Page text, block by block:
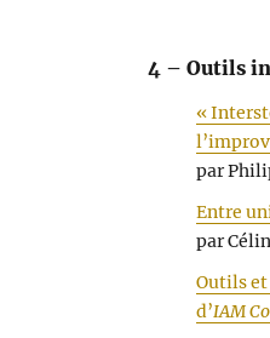
4 – Outils
«
par
Entre
par
Outils et
d’IAM